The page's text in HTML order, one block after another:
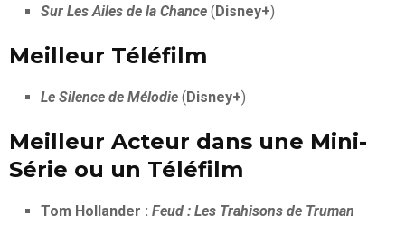
Sur Les Ailes de la Chance (Disney+)
Meilleur Téléfilm
Le Silence de Mélodie (Disney+)
Meilleur Acteur dans une Mini-
Série ou un Téléfilm
Tom Hollander : Feud : Les Trahisons de Truman